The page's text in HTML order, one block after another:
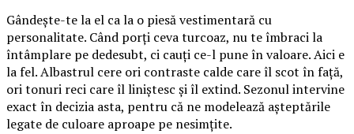
Gândește-te la el ca la o piesă vestimentară cu
personalitate. Când porți ceva turcoaz, nu te îmbraci la
întâmplare pe dedesubt, ci cauți ce-l pune în valoare. Aici e
la fel. Albastrul cere ori contraste calde care îl scot în față,
ori tonuri reci care îl liniștesc și îl extind. Sezonul intervine
exact în decizia asta, pentru că ne modelează așteptările
legate de culoare aproape pe nesimțite.